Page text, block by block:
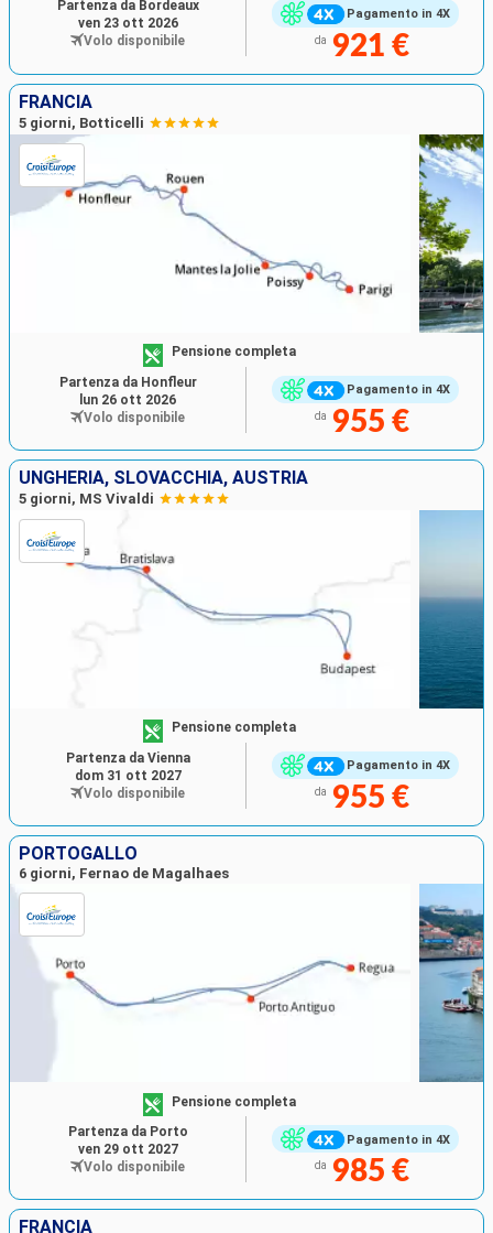
Pagamento in 4X
da 921 €
Partenza da Bordeaux
ven 23 ott 2026
Volo disponibile
FRANCIA
5 giorni, Botticelli
Pagamento in 4X
Pensione completa
da 955 €
Partenza da Honfleur
lun 26 ott 2026
Volo disponibile
UNGHERIA, SLOVACCHIA, AUSTRIA
5 giorni, MS Vivaldi
Pagamento in 4X
Pensione completa
da 955 €
Partenza da Vienna
dom 31 ott 2027
Volo disponibile
PORTOGALLO
6 giorni, Fernao de Magalhaes
Pagamento in 4X
Pensione completa
da 985 €
Partenza da Porto
ven 29 ott 2027
Volo disponibile
FRANCIA